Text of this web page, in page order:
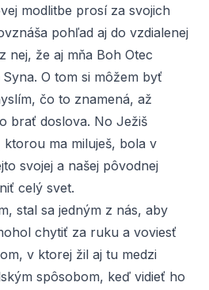
modlitbe prosí za svojich
pohľad aj do vzdialenej
nej, že aj mňa Boh Otec
O tom si môžem byť
čo to znamená, až
brať doslova. No Ježiš
ma miluješ, bola v
svojej a našej pôvodnej
celý svet.
stal sa jedným z nás, aby
chytiť za ruku a voviesť
v ktorej žil aj tu medzi
spôsobom, keď vidieť ho